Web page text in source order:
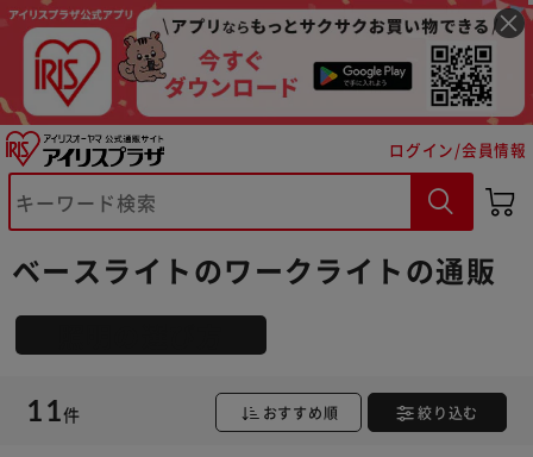
ログイン/会員情報
ベースライトのワークライトの通販
11件 おすすめ順 絞り込む
※ご確認ください